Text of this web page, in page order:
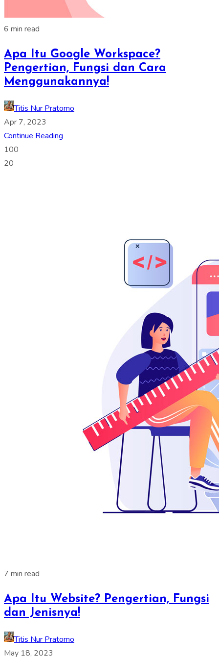
6 min read
Apa Itu Google Workspace?
Pengertian, Fungsi dan Cara
Menggunakannya!
Titis Nur Pratomo
Apr 7, 2023
Continue Reading
100
20
7 min read
Apa Itu Website? Pengertian, Fungsi
dan Jenisnya!
Titis Nur Pratomo
May 18, 2023